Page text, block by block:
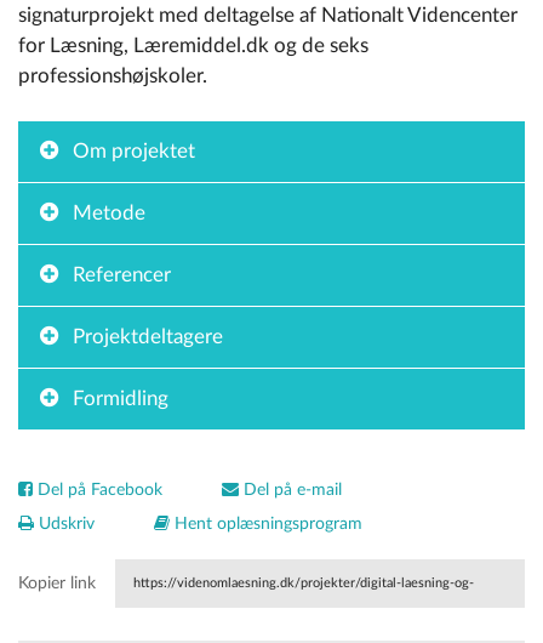
signaturprojekt med deltagelse af Nationalt Videncenter
for Læsning, Læremiddel.dk og de seks
professionshøjskoler.
Om projektet
Metode
Referencer
Projektdeltagere
Formidling
Del på Facebook
Del på e-mail
Udskriv
Hent oplæsningsprogram
Kopier link https://videnomlaesning.dk/projekter/digital-laesning-og-